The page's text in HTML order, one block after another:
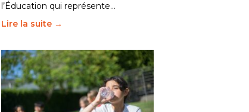
l’Éducation qui représente…
Lire la suite →